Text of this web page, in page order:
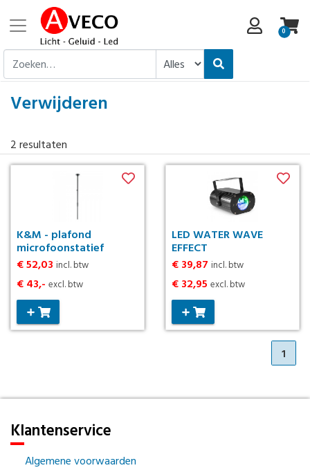
0
Verwijderen
2 resultaten
K&M - plafond
microfoonstatief
€ 52,03 incl. btw
€ 43,- excl. btw
LED WATER WAVE
EFFECT
€ 39,87 incl. btw
€ 32,95 excl. btw
1
Klantenservice
Algemene voorwaarden